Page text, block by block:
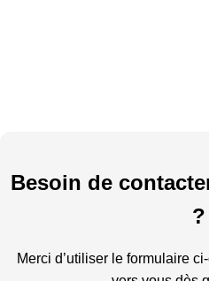
Besoin de
?
Merci d’utiliser le formulaire